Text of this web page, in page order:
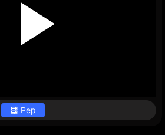
Pep